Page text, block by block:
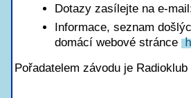
Dotazy zasílejte na e-
Informace, seznam
domácí webové stránce
Pořadatelem závodu je